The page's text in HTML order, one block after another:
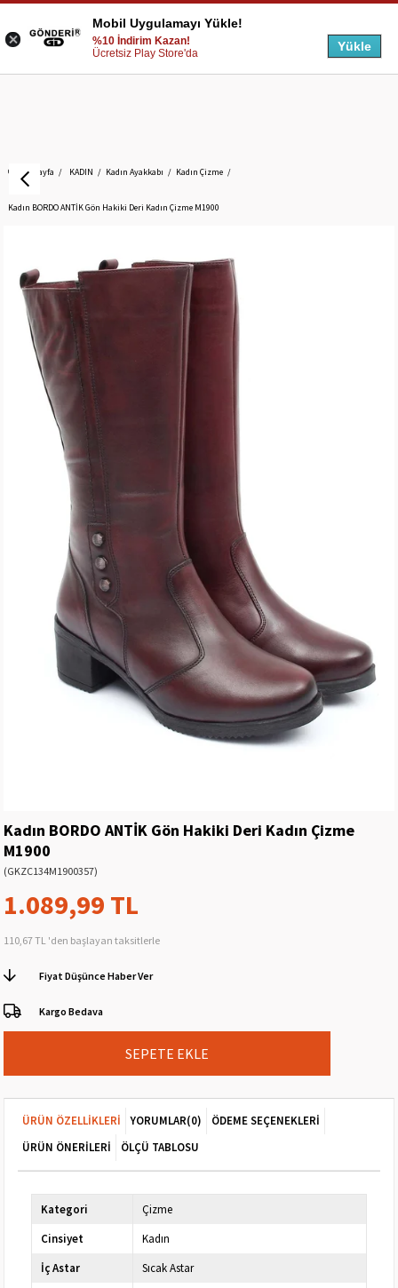
Anasayfa KADIN Kadın Ayakkabı Kadın Çizme
Kadın BORDO ANTİK Gön Hakiki Deri Kadın Çizme M1900
Kadın BORDO ANTİK Gön Hakiki Deri Kadın Çizme
M1900
(GKZC134M1900357)
1.089,99 TL
110,67 TL 'den başlayan taksitlerle
Fiyat Düşünce Haber Ver
Kargo Bedava
ÜRÜN ÖZELLIKLERI YORUMLAR(0)
ÖDEME SEÇENEKLERI
ÜRÜN ÖNERILERI
ÖLÇÜ TABLOSU
Kategori
Çizme
Cinsiyet
Kadın
İç Astar
Sıcak Astar
Mobil Uygulamayı Yükle!
%10 İndirim Kazan!
Ücretsiz Play Store'da
Yükle